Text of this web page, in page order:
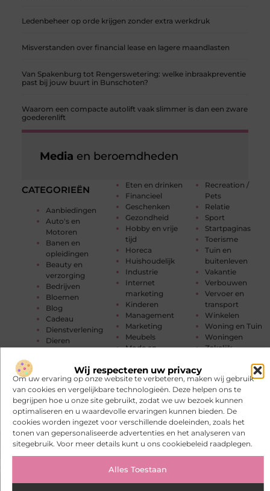
Wij respecteren uw privacy
Om uw ervaring op onze website te verbeteren, maken wij gebruik
van cookies en vergelijkbare technologieën. Deze helpen ons te
begrijpen hoe u onze site gebruikt, zodat we uw bezoek kunnen
optimaliseren en u waardevolle ervaringen kunnen bieden. De
cookies worden ingezet voor verschillende doeleinden, zoals het
tonen van gepersonaliseerde advertenties en het analyseren van
sitegebruik. Voor meer details kunt u ons cookiebeleid raadplegen.
Alles Toestaan
Ledenbeheer op orde krijgen zonder extra werkdruk
Misverstanden over financial lease en lagere maandlasten
Van Spakenburg tot Rengerswetering: welke inbraakpreventie
past bij jouw buurt in Bunschoten?
Waarom een compacte autolift vaak slimmer is dan een zware
goederenlift
CATEGORIEËN
Aanbiedingen
Auto's en
Motoren
Banen en
opleidingen
Beauty en
verzorging
Bedrijven
Bloemen
Blog
Cadeau
Dienstverlening
Dieren
Entertainment
Eten en drinken
Financieel
Geschenken
Gezondheid
Hobby en vrije
tijd
Horeca
Huishoudelijk
Industrie
Internet
marketing
Kinderen
Management
Marketing
Meubels
Mode en
Muziek
Onderwijs
Recreation /
Pets
Relatie
Sport
Startpaginas
Toerisme
Tuin en
buitenleven
Vakantie
Verbouwen
Vervoer en
transport
Winkelen
Woning en Tuin
Woningen
Zakelijk
dienstverlening
Zorg
Media en beroemdheden